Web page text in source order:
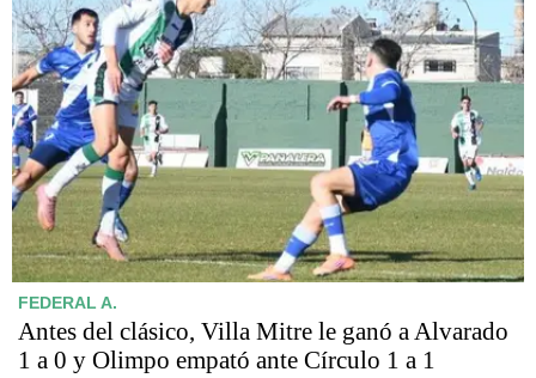
FEDERAL A.
Antes del clásico, Villa Mitre le ganó a Alvarado
1 a 0 y Olimpo empató ante Círculo 1 a 1